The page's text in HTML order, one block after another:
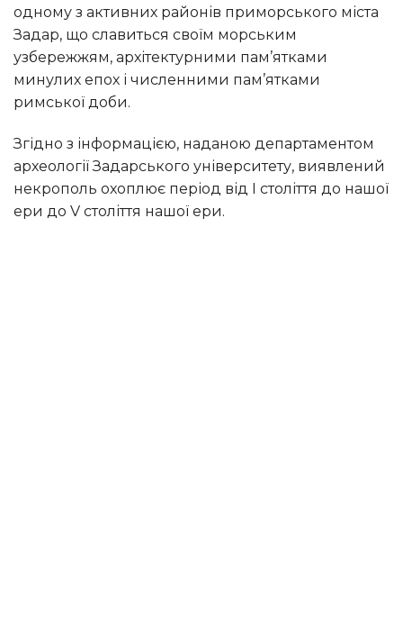
одному з активних районів приморського міста
Задар, що славиться своїм морським
узбережжям, архітектурними пам’ятками
минулих епох і численними пам’ятками
римської доби.
Згідно з інформацією, наданою департаментом
археології Задарського університету, виявлений
некрополь охоплює період від I століття до нашої
ери до V століття нашої ери.